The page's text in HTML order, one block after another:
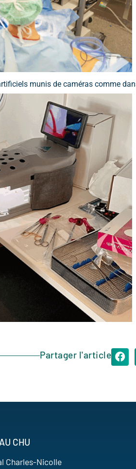
munis de caméras comme
Partager l'article
CHU
Charles-Nicolle